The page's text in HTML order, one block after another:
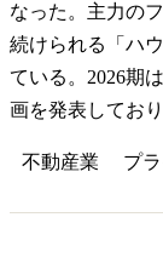
なった。主力の
続けられる「ハ
ている。2026期
画を発表してお
不動産業 プ